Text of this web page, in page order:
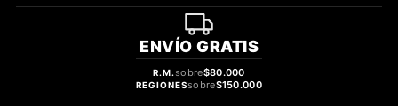
ENVÍO GRATIS
R.M.sobre$80.000
REGIONESsobre$150.000